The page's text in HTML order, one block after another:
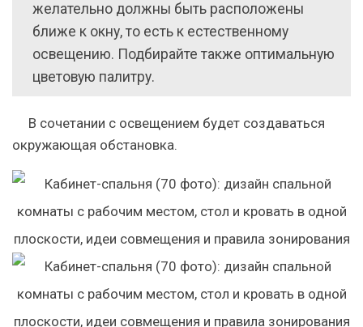
желательно должны быть расположены
ближе к окну, то есть к естественному
освещению. Подбирайте также оптимальную
цветовую палитру.
В сочетании с освещением будет создаваться
окружающая обстановка.